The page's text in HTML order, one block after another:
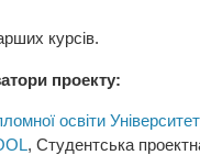
курсів.
проекту:
освіти
, Студентська